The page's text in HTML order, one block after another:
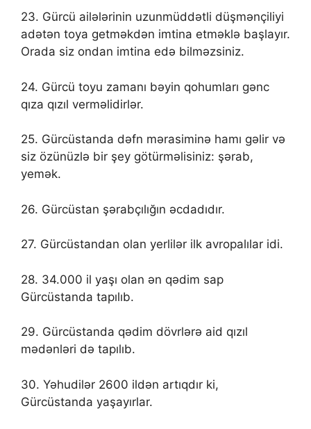
23. Gürcü ailələrinin uzunmüddətli düşmənçiliyi
adətən toya getməkdən imtina etməklə başlayır.
Orada siz ondan imtina edə bilməzsiniz.
24. Gürcü toyu zamanı bəyin qohumları gənc
qıza qızıl verməlidirlər.
25. Gürcüstanda dəfn mərasiminə hamı gəlir və
siz özünüzlə bir şey götürməlisiniz: şərab,
yemək.
26. Gürcüstan şərabçılığın əcdadıdır.
27. Gürcüstandan olan yerlilər ilk avropalılar idi.
28. 34.000 il yaşı olan ən qədim sap
Gürcüstanda tapılıb.
29. Gürcüstanda qədim dövrlərə aid qızıl
mədənləri də tapılıb.
30. Yəhudilər 2600 ildən artıqdır ki,
Gürcüstanda yaşayırlar.